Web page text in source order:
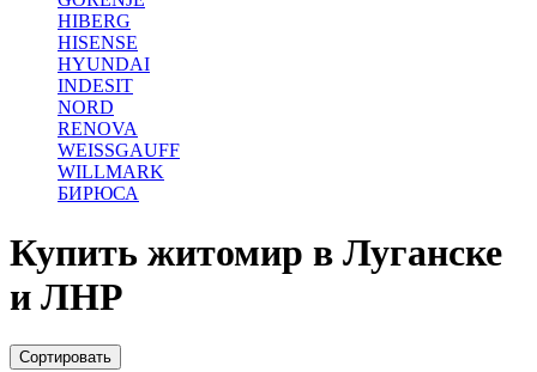
HIBERG
HISENSE
HYUNDAI
INDESIT
NORD
RENOVA
WEISSGAUFF
WILLMARK
БИРЮСА
Купить житомир в Луганске
и ЛНР
Сортировать